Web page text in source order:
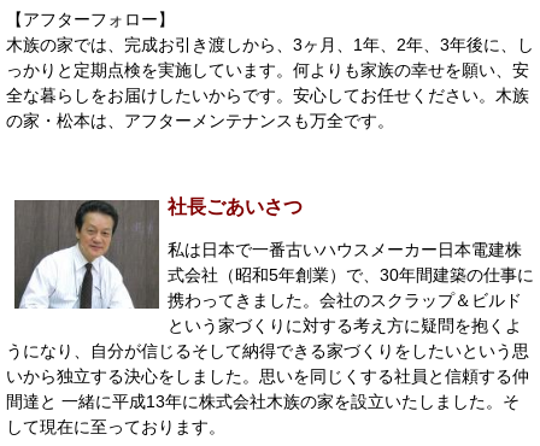
【アフターフォロー】
木族の家では、完成お引き渡しから、3ヶ月、1年、2年、3年後に、し
っかりと定期点検を実施しています。何よりも家族の幸せを願い、安
全な暮らしをお届けしたいからです。安心してお任せください。木族
の家・松本は、アフターメンテナンスも万全です。
社長ごあいさつ
私は日本で一番古いハウスメーカー日本電建株
式会社（昭和5年創業）で、30年間建築の仕事に
携わってきました。会社のスクラップ＆ビルド
という家づくりに対する考え方に疑問を抱くよ
うになり、自分が信じるそして納得できる家づくりをしたいという思
いから独立する決心をしました。思いを同じくする社員と信頼する仲
間達と 一緒に平成13年に株式会社木族の家を設立いたしました。そ
して現在に至っております。